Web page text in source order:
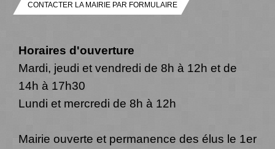
CONTACTER LA MAIRIE PAR FORMULAIRE
Horaires d'ouverture
Mardi, jeudi et vendredi de 8h à 12h et de
14h à 17h30
Lundi et mercredi de 8h à 12h
Mairie ouverte et permanence des élus le 1er